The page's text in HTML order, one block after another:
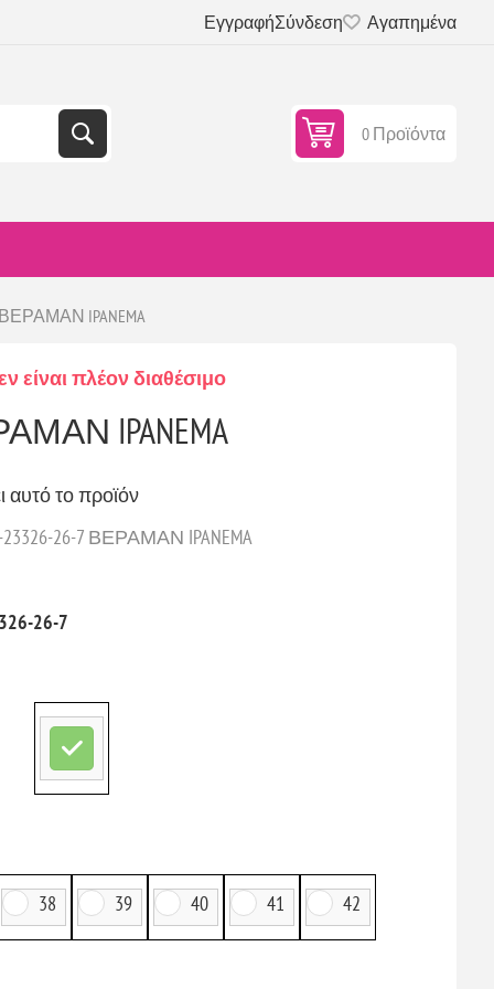
ΕγγραφήΣύνδεση Αγαπημένα
0 Προϊόντα
ΒΕΡΑΜΑΝ IPANEMA
είναι πλέον διαθέσιμο
IPANEMA
αυτό το προϊόν
26-7 ΒΕΡΑΜΑΝ IPANEMA
26-7
38 39 40 41 42